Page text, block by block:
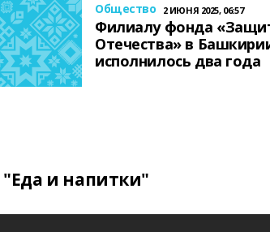
Общество 2 ИЮНЯ 2025, 06:57
Филиалу фонда
Отечества» в
исполнилось два года
"Еда и напитки"